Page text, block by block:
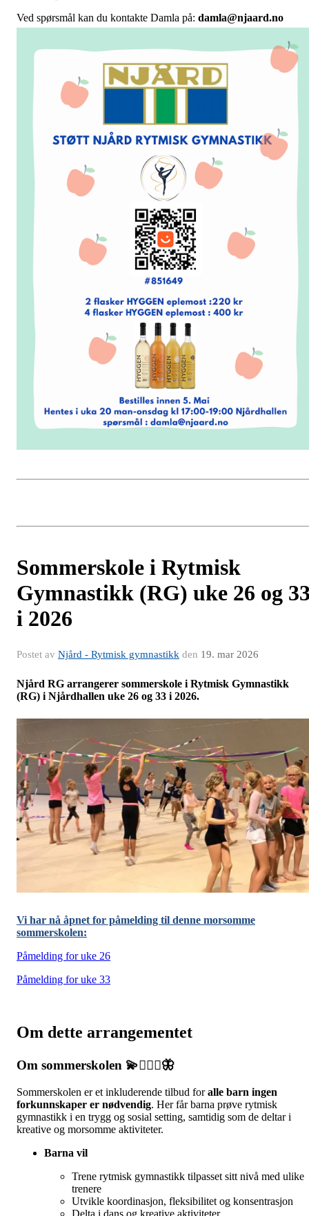
Ved spørsmål kan du kontakte Damla på: damla@njaard.no
Sommerskole i Rytmisk
Gymnastikk (RG) uke 26 og
i 2026
Postet av Njård - Rytmisk gymnastikk den 19. mar 2026
Njård RG arrangerer sommerskole i Rytmisk Gymnastikk
(RG) i Njårdhallen uke 26 og 33 i 2026.
Vi har nå åpnet for påmelding til denne morsomme
sommerskolen:
Påmelding for uke 26
Påmelding for uke 33
Om dette arrangementet
Om sommerskolen 💫🤸🏻‍♀️🦋
Sommerskolen er et inkluderende tilbud foralle barn ingen
forkunnskaper er nødvendig. Her får barna prøve rytmisk
gymnastikk i en trygg og sosial setting, samtidig som de deltar i
kreative og morsomme aktiviteter.
Barna vil
Trene rytmisk gymnastikk tilpasset sitt nivå med ulike
trenere
Utvikle koordinasjon, fleksibilitet og konsentrasjon
Delta i dans og kreative aktiviteter